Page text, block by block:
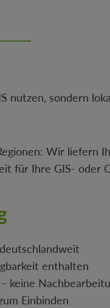
nutzen, sondern
Wir liefern
für Ihre GIS- oder
enthalten
keine
Einbinden